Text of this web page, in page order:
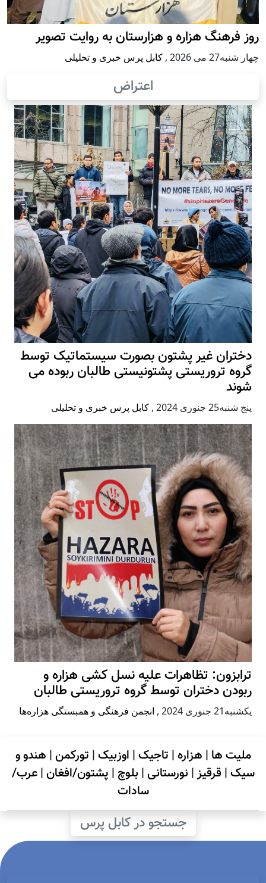
روز فرهنگ هزاره و هزارستان به روایت تصویر
چهار شنبه27 می 2026 , کابل پرس خبری و تحلیلی
اعتراض
دختران غیر پشتون بصورت سیستماتیک توسط
گروه تروریستی پشتونیستی طالبان ربوده می
شوند
پنج شنبه25 جنوری 2024 , کابل پرس خبری و تحلیلی
ترابزون: تظاهرات علیه نسل کشی هزاره و
ربودن دختران توسط گروه تروریستی طالبان
يكشنبه21 جنوری 2024 , انجمن فرهنگی و همبستگی هزاره‌ها
ملیت ها | هزاره| تاجیک| اوزبیک| تورکمن| هندو و
سیک| قرقیز| نورستانی| بلوچ | پشتون/افغان|عرب/
سادات
جستجو در کابل پرس